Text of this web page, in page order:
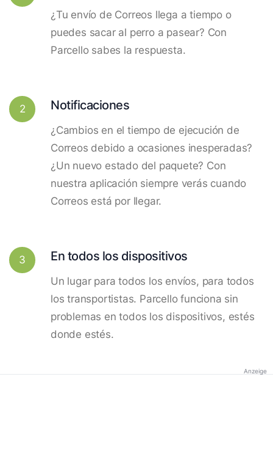
¿Tu envío de Correos llega a tiempo o
puedes sacar al perro a pasear? Con
Parcello sabes la respuesta.
2 Notificaciones
¿Cambios en el tiempo de ejecución de
Correos debido a ocasiones inesperadas?
¿Un nuevo estado del paquete? Con
nuestra aplicación siempre verás cuando
Correos está por llegar.
3 En todos los dispositivos
Un lugar para todos los envíos, para todos
los transportistas. Parcello funciona sin
problemas en todos los dispositivos, estés
donde estés.
Anzeige